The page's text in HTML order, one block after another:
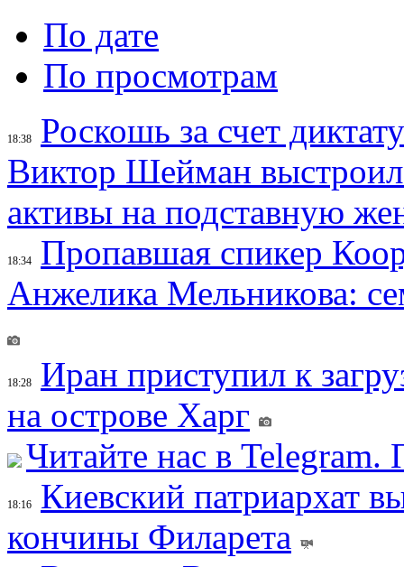
По дате
По просмотрам
18:38
Роскошь за счет
Виктор Шейман выстроил
активы на подставную
18:34
Пропавшая спикер
Анжелика Мельникова:
18:28
Иран приступил к
на острове Харг
Читайте нас в
18:16
Киевский патриархат
кончины Филарета